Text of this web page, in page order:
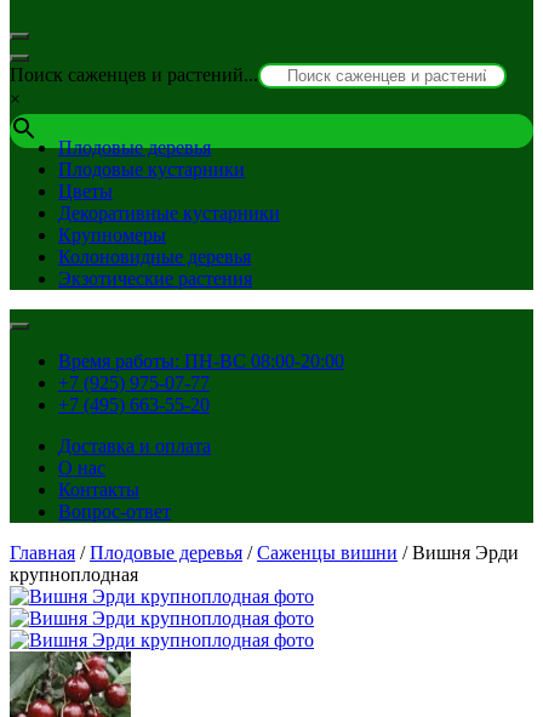
Поиск саженцев и растений...
×
Плодовые деревья
Плодовые кустарники
Цветы
Декоративные кустарники
Крупномеры
Колоновидные деревья
Экзотические растения
Время работы: ПН-ВС 08:00-20:00
+7 (925) 975-07-77
+7 (495) 663-55-20
Доставка и оплата
О нас
Контакты
Вопрос-ответ
Главная /Плодовые деревья /Саженцы вишни / Вишня Эрди
крупноплодная